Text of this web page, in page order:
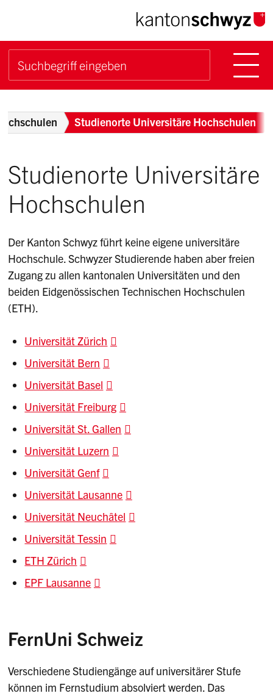
Navigieren im Kanton
Schnellnavigation
Suchbegriff
Breadcrumb
Studienorte Universitäre Hochschulen
Studienorte Universitäre
Hochschulen
Der Kanton Schwyz führt keine eigene universitäre
Hochschule. Schwyzer Studierende haben aber freien
Zugang zu allen kantonalen Universitäten und den
beiden Eidgenössischen Technischen Hochschulen
(ETH).
Universität Zürich
Universität Bern
Universität Basel
Universität Freiburg
Universität St. Gallen
Universität Luzern
Universität Genf
Universität Lausanne
Universität Neuchâtel
Universität Tessin
ETH Zürich
EPF Lausanne
FernUni Schweiz
Verschiedene Studiengänge auf universitärer Stufe
können im Fernstudium absolviert werden. Das